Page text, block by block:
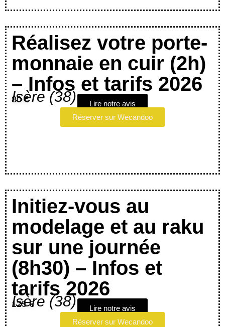
Réalisez votre porte-
monnaie en cuir (2h)
– Infos et tarifs 2026
Isère (38)
80 €
Lire notre avis
Réserver sur Wecandoo
Initiez-vous au
modelage et au raku
sur une journée
(8h30) – Infos et
tarifs 2026
Isère (38)
125 €
Lire notre avis
Réserver sur Wecandoo